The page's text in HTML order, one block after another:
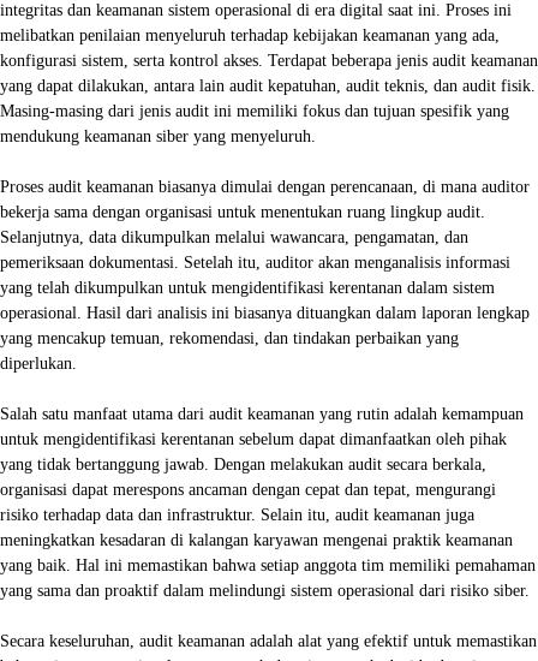
integritas dan keamanan sistem operasional di era digital saat ini. Proses ini
melibatkan penilaian menyeluruh terhadap kebijakan keamanan yang ada,
konfigurasi sistem, serta kontrol akses. Terdapat beberapa jenis audit keamanan
yang dapat dilakukan, antara lain audit kepatuhan, audit teknis, dan audit fisik.
Masing-masing dari jenis audit ini memiliki fokus dan tujuan spesifik yang
mendukung keamanan siber yang menyeluruh.
Proses audit keamanan biasanya dimulai dengan perencanaan, di mana auditor
bekerja sama dengan organisasi untuk menentukan ruang lingkup audit.
Selanjutnya, data dikumpulkan melalui wawancara, pengamatan, dan
pemeriksaan dokumentasi. Setelah itu, auditor akan menganalisis informasi
yang telah dikumpulkan untuk mengidentifikasi kerentanan dalam sistem
operasional. Hasil dari analisis ini biasanya dituangkan dalam laporan lengkap
yang mencakup temuan, rekomendasi, dan tindakan perbaikan yang
diperlukan.
Salah satu manfaat utama dari audit keamanan yang rutin adalah kemampuan
untuk mengidentifikasi kerentanan sebelum dapat dimanfaatkan oleh pihak
yang tidak bertanggung jawab. Dengan melakukan audit secara berkala,
organisasi dapat merespons ancaman dengan cepat dan tepat, mengurangi
risiko terhadap data dan infrastruktur. Selain itu, audit keamanan juga
meningkatkan kesadaran di kalangan karyawan mengenai praktik keamanan
yang baik. Hal ini memastikan bahwa setiap anggota tim memiliki pemahaman
yang sama dan proaktif dalam melindungi sistem operasional dari risiko siber.
Secara keseluruhan, audit keamanan adalah alat yang efektif untuk memastikan